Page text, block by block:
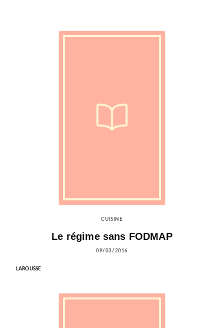
CUISINE
Le régime sans FODMAP
09/03/2016
LAROUSSE